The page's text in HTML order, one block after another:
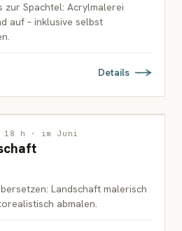
zur Spachtel: Acrylmalerei
auf – inklusive selbst
Details
18 h · im Juni
Landschaft malerisch
abmalen.